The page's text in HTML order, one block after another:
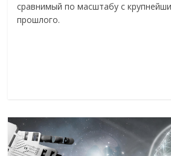
сравнимый по масштабу с
прошлого.